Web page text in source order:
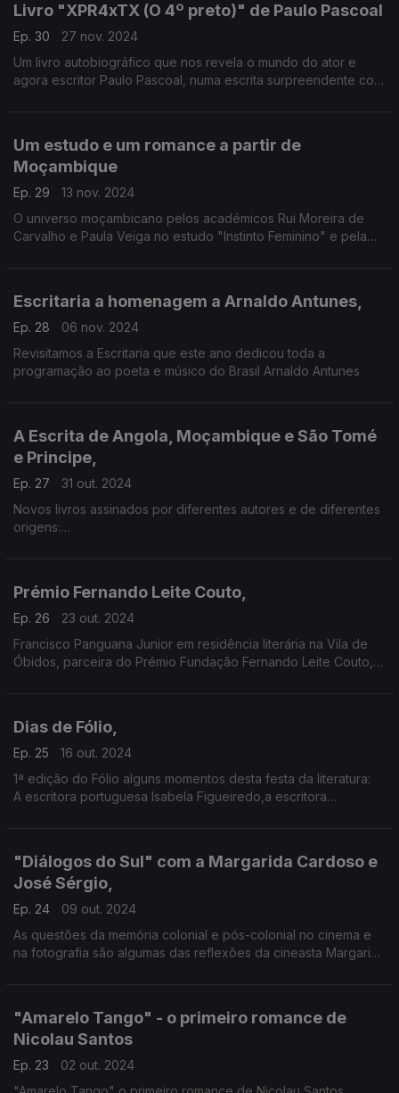
Livro "XPR4xTX (O 4º preto)" de Paulo Pascoal
Ep. 30
27 nov. 2024
Um livro autobiográfico que nos revela o mundo do ator e
agora escritor Paulo Pascoal, numa escrita surpreendente com
Um estudo e um romance a partir de
Moçambique
Ep. 29
13 nov. 2024
O universo moçambicano pelos académicos Rui Moreira de
Carvalho e Paula Veiga no estudo "Instinto Feminino" e pela
Escritaria a homenagem a Arnaldo Antunes,
Ep. 28
06 nov. 2024
Revisitamos a Escritaria que este ano dedicou toda a
programação ao poeta e músico do Brasil Arnaldo Antunes
A Escrita de Angola, Moçambique e São Tomé
e Principe,
Ep. 27
31 out. 2024
Novos livros assinados por diferentes autores e de diferentes
origens:
Prémio Fernando Leite Couto,
Ep. 26
23 out. 2024
Francisco Panguana Junior em residência literária na Vila de
Óbidos, parceira do Prémio Fundação Fernando Leite Couto,
Dias de Fólio,
Ep. 25
16 out. 2024
1ª edição do Fólio alguns momentos desta festa da literatura:
A escritora portuguesa Isabela Figueiredo,a escritora
"Diálogos do Sul" com a Margarida Cardoso e
José Sérgio,
Ep. 24
09 out. 2024
As questões da memória colonial e pós-colonial no cinema e
na fotografia são algumas das reflexões da cineasta Margarida
"Amarelo Tango" - o primeiro romance de
Nicolau Santos
Ep. 23
02 out. 2024